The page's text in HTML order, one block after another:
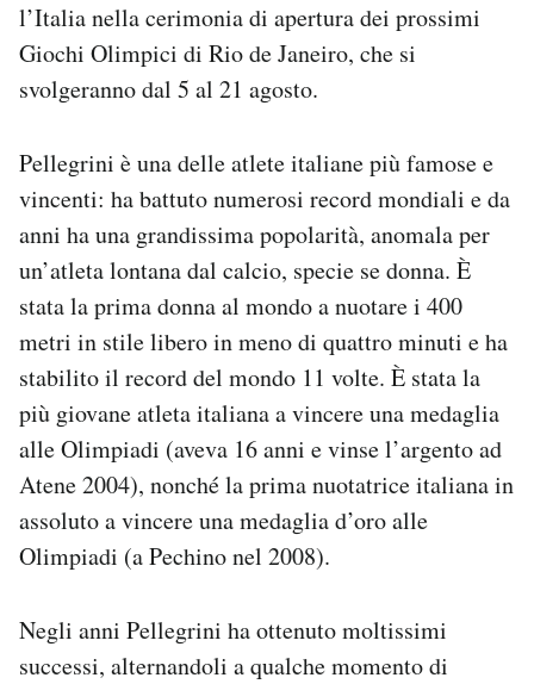
Newsletter
Notifiche mobile
Regala il Post
Esci
l’Italia nella cerimonia di apertura dei prossimi
Giochi Olimpici di Rio de Janeiro, che si
svolgeranno dal 5 al 21 agosto.
Pellegrini è una delle atlete italiane più famose e
vincenti: ha battuto numerosi record mondiali e da
anni ha una grandissima popolarità, anomala per
un’atleta lontana dal calcio, specie se donna. È
stata la prima donna al mondo a nuotare i 400
metri in stile libero in meno di quattro minuti e ha
stabilito il record del mondo 11 volte. È stata la
più giovane atleta italiana a vincere una medaglia
alle Olimpiadi (aveva 16 anni e vinse l’argento ad
Atene 2004), nonché la prima nuotatrice italiana in
assoluto a vincere una medaglia d’oro alle
Olimpiadi (a Pechino nel 2008).
Negli anni Pellegrini ha ottenuto moltissimi
successi, alternandoli a qualche momento di